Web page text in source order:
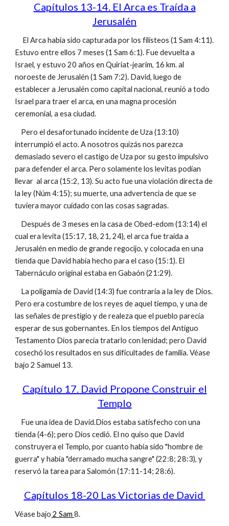
Capítulos 13-14. El Arca es Traída a
Jerusalén
El Arca había sido capturada por los filisteos (1 Sam 4:11).
Estuvo entre ellos 7 meses (1 Sam 6:1). Fue devuelta a
Israel, y estuvo 20 años en Quiriat-jearim, 16 km. al
noroeste de Jerusalén (1 Sam 7:2). David, luego de
establecer a Jerusalén como capital nacional, reunió a todo
Israel para traer el arca, en una magna procesión
ceremonial, a esa ciudad.
Pero el desafortunado incidente de Uza (13:10)
interrumpió el acto. A nosotros quizás nos parezca
demasiado severo el castigo de Uza por su gesto impulsivo
para defender el arca. Pero solamente los levitas podían
llevar al arca (15:2, 13). Su acto fue una violación directa de
la ley (Núm 4:15); su muerte, una advertencia de que se
tuviera mayor cuidado con las cosas sagradas.
Después de 3 meses en la casa de Obed-edom (13:14) el
cual era levita (15:17, 18, 21, 24), el arca fue traída a
Jerusalén en medio de grande regocijo, y colocada en una
tienda que David había hecho para el caso (15:1). El
Tabernáculo original estaba en Gabaón (21:29).
La poligamia de David (14:3) fue contraria a la ley de Dios.
Pero era costumbre de los reyes de aquel tiempo, y una de
las señales de prestigio y de realeza que el pueblo parecía
esperar de sus gobernantes. En los tiempos del Antiguo
Testamento Dios parecía tratarlo con lenidad; pero David
cosechó los resultados en sus dificultades de familia. Véase
bajo 2 Samuel 13.
Capítulo 17. David Propone Construir el
Templo
Fue una idea de David.Dios estaba satisfecho con una
tienda (4-6); pero Dios cedió. El no quiso que David
construyera el Templo, por cuanto había sido "hombre de
guerra" y había "derramado mucha sangre" (22:8; 28:3), y
reservó la tarea para Salomón (17:11-14; 28:6).
Capítulos 18-20 Las Victorias de David
Véase bajo 2 Sam8.